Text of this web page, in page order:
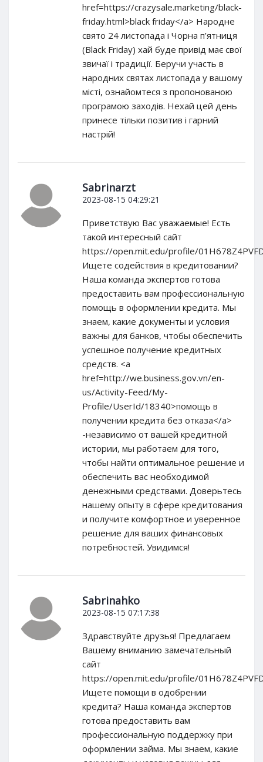
href=https://crazysale.marketing/black-
friday.html>black friday</a> Народне
свято 24 листопада і Чорна п’ятниця
(Black Friday) хай буде привід має свої
звичаї і традиції. Беручи участь в
народних святах листопада у вашому
місті, ознайомтеся з пропонованою
програмою заходів. Нехай цей день
принесе тільки позитив і гарний
настрій!
Sabrinarzt
2023-08-15 04:29:21
Приветствую Вас уважаемые! Есть
такой интересный сайт
https://open.mit.edu/profile/
Ищете содействия в кредитовании?
Наша команда экспертов готова
предоставить вам профессиональную
помощь в оформлении кредита. Мы
знаем, какие документы и условия
важны для банков, чтобы обеспечить
успешное получение кредитных
средств. <a
href=http://we.business.gov.vn/en-
us/Activity-Feed/My-
Profile/UserId/18340>помощь в
получении кредита без отказа</a>
-независимо от вашей кредитной
истории, мы работаем для того,
чтобы найти оптимальное решение и
обеспечить вас необходимой
денежными средствами. Доверьтесь
нашему опыту в сфере кредитования
и получите комфортное и уверенное
решение для ваших финансовых
потребностей. Увидимся!
Sabrinahko
2023-08-15 07:17:38
Здравствуйте друзья! Предлагаем
Вашему вниманию замечательный
сайт
https://open.mit.edu/profile/
Ищете помощи в одобрении
кредита? Наша команда экспертов
готова предоставить вам
профессиональную поддержку при
оформлении займа. Мы знаем, какие